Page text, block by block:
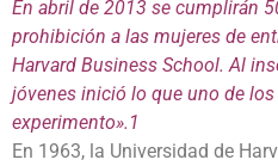
En abril de 2013 se cumplirán
prohibición a las mujeres de
Harvard Business School. Al
jóvenes inició lo que uno de
experimento».1
En 1963, la Universidad de